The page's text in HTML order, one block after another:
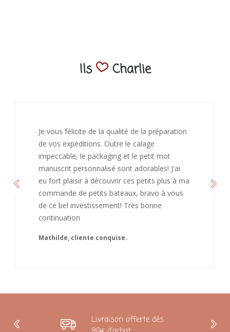
Ils Charlie
J’ai adoré ouvrir ce paquet votre message est
bienveillant et fait plaisir. Je ne manquerai pas
de recommandé chez vous. Bonne
continuation et merci à vous.
Caroline
Livraison offerte dès